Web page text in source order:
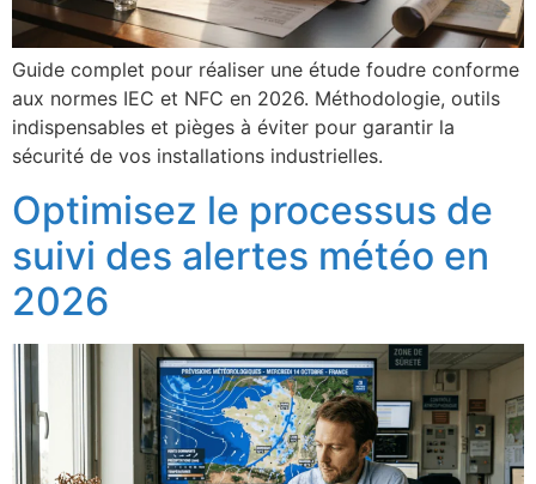
Guide complet pour réaliser une étude foudre conforme
aux normes IEC et NFC en 2026. Méthodologie, outils
indispensables et pièges à éviter pour garantir la
sécurité de vos installations industrielles.
Optimisez le processus de
suivi des alertes météo en
2026